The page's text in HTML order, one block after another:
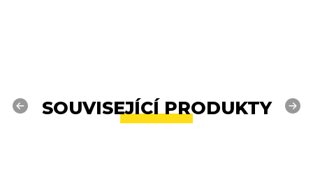
SOUVISEJÍCÍ PRODUKTY
Previous Next